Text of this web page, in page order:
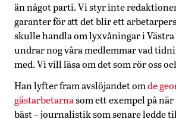
än något parti. Vi styr inte
garanter för att det blir ett
skulle handla om lyxvåningar i Västra
undrar nog våra medlemmar vad
med. Vi vill läsa om det som rör oss
Han lyfter fram avslöjandet omde
gästarbetarnasom ett exempel på
bäst – journalistik som senare ledde